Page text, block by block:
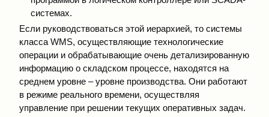
системах.
Если руководствоваться этой иерархией, то системы
класса WMS, осуществляющие технологические
операции и обрабатывающие очень детализированную
информацию о складском процессе, находятся на
среднем уровне – уровне производства. Они работают
в режиме реального времени, осуществляя
управление при решении текущих оперативных задач.